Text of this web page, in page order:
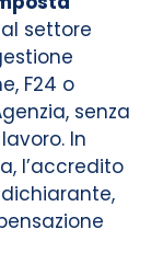
settore
F24 o
senza
In
l’accredito